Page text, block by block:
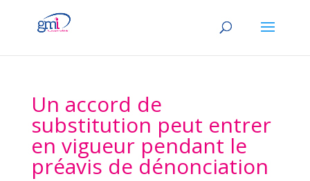
Un accord de
substitution peut entrer
en vigueur pendant le
préavis de dénonciation